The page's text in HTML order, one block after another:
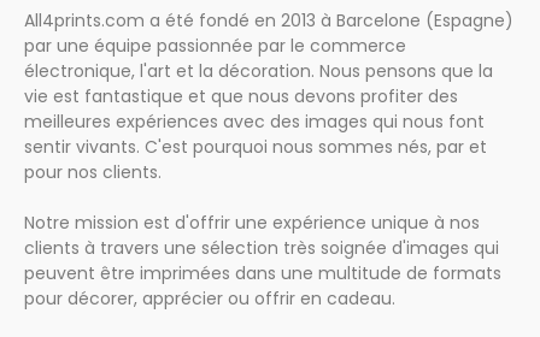
All4prints.com a été fondé en 2013 à Barcelone (Espagne)
par une équipe passionnée par le commerce
électronique, l'art et la décoration. Nous pensons que la
vie est fantastique et que nous devons profiter des
meilleures expériences avec des images qui nous font
sentir vivants. C'est pourquoi nous sommes nés, par et
pour nos clients.
Notre mission est d'offrir une expérience unique à nos
clients à travers une sélection très soignée d'images qui
peuvent être imprimées dans une multitude de formats
pour décorer, apprécier ou offrir en cadeau.